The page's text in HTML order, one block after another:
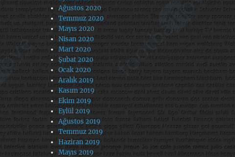
Ağustos 2020
Temmuz 2020
Mayıs 2020
Nisan 2020
Mart 2020
Şubat 2020
Ocak 2020
Aralık 2019
Kasım 2019
Ekim 2019
Eylül 2019
Ağustos 2019
Temmuz 2019
Haziran 2019
Mayıs 2019